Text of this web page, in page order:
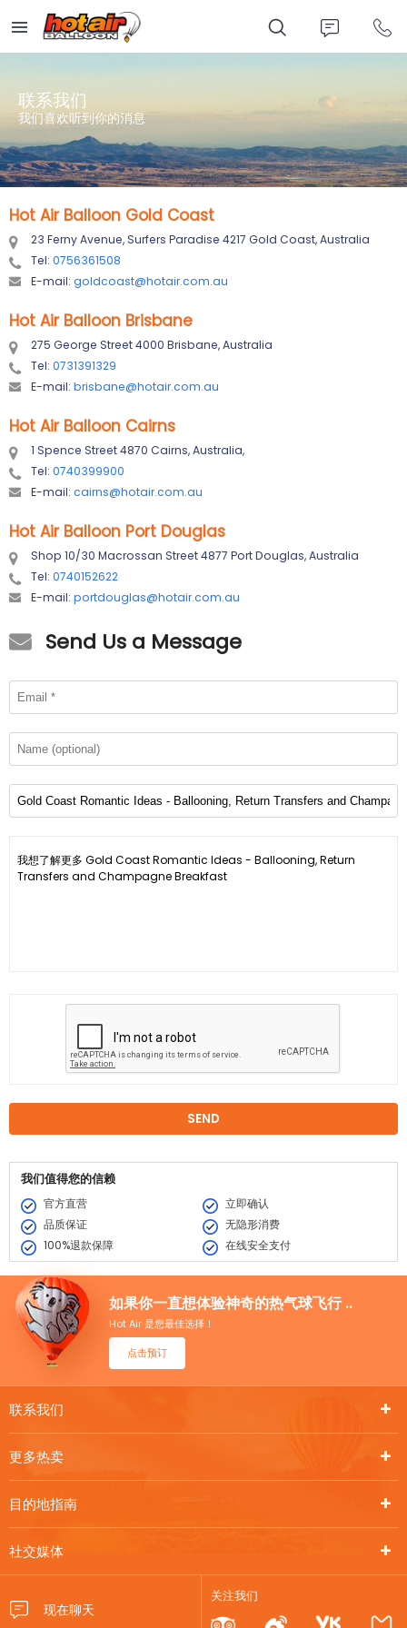
main
content
联系我们
我们喜欢听到你的消息
Hot Air Balloon Gold Coast
23 Ferny Avenue, Surfers Paradise 4217 Gold Coast, Australia
Tel: 0756361508
E-mail: goldcoast@hotair.com.au
Hot Air Balloon Brisbane
275 George Street 4000 Brisbane, Australia
Tel: 0731391329
E-mail: brisbane@hotair.com.au
Hot Air Balloon Cairns
1 Spence Street 4870 Cairns, Australia,
Tel: 0740399900
E-mail: cairns@hotair.com.au
Hot Air Balloon Port Douglas
Shop 10/30 Macrossan Street 4877 Port Douglas, Australia
Tel: 0740152622
E-mail: portdouglas@hotair.com.au
Send Us a Message
我们值得您的信赖
官方直营
立即确认
品质保证
无隐形消费
100%退款保障
在线安全支付
如果你一直想体验神奇的热气球飞行 ..
Hot Air 是您最佳选择！
点击预订
更多热卖
目的地指南
社交媒体
联系我们
关注我们